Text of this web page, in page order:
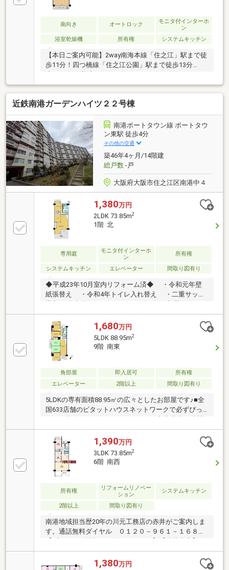
南向き オートロック
モニタ付インターホ
ン
浴室乾燥機
所有権 システムキッチン
【本日ご案内可能】2way南海本線「住之江」駅まで徒
歩11分！四つ橋線「住之江公園」駅まで徒歩13分
ス、洗面、クロス全面張替、床フロアタイル◆南向き
近鉄南港ガーデンハイツ２２号棟
南港ポートタウン線 ポートタウ
ン東駅 徒歩4分
その他の交通
築46年4ヶ月/14階建
総戸数-戸
大阪府大阪市住之江区南港中４
1,380万円
2LDK 73.85m2
1階 北
専用庭
モニタ付インターホ
ン
所有権
システムキッチン エレベーター 間取り図有り
◆平成23年10月室内リフォーム済◆ ・令和元年壁
紙張替え ・令和4年トイレ入れ替え ・二重サッシ
1,680万円
5LDK 88.95m2
9階 南東
角部屋 即入居可
所有権
エレベーター
2階以上 間取り図有り
5LDKの専有面積88.95㎡の広々としたお部屋です♪■全
国633店舗のピタットハウスネットワークで必ずぴっ
のお客様◆◆いつでもお気軽にお問合せください
♪◆◆住宅ローン審査に不安のある方◆◆是非当社に
ご相談を！！お役に立ちます！！■ご自宅のお迎えは
もちろん、最寄りの駅などご指定でのお待ち合わせも
可能です♪ お客様のご条件をお聞かせいただければ
他の物件や周辺環境も一緒にご案内させていただきま
す！■是非一度お問い合わせください■
1,390万円
3LDK 73.85m2
6階 南西
所有権
リフォームリノベー
ション
システムキッチン
2階以上 間取り図有り
南港地域担当歴20年の川元工務店の赤井がご案内しま
す。通話無料ダイヤル ０１２０－９６１－１６８
システムキッチン交換・洗面化粧台交換・トイレ交
換・温水洗浄便座交換・フローリング貼替(LDK一部以
1,380万円